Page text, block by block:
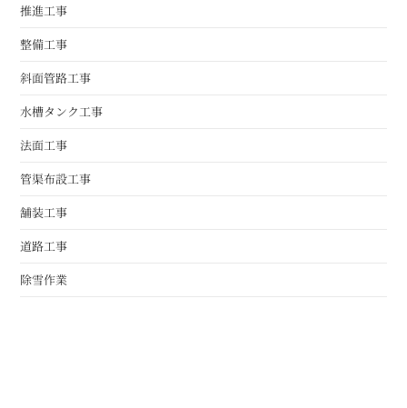
推進工事
整備工事
斜面管路工事
水槽タンク工事
法面工事
管渠布設工事
舗装工事
道路工事
除雪作業